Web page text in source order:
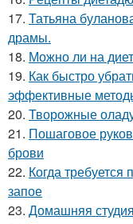
17. Татьяна
драмы.
18. Можно ли на
19. Как быстро
эффективные
20. Творожные
21. Пошаговое
брови
22. Когда
запое
23. Домашняя